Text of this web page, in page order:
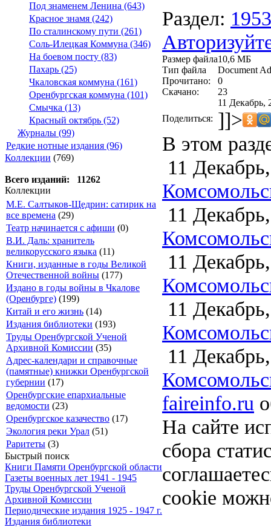
Под знаменем Ленина (643)
Красное знамя (242)
По сталинскому пути (261)
Соль-Илецкая Коммуна (346)
На боевом посту (83)
Пахарь (25)
Чкаловская коммуна (161)
Оренбургская коммуна (101)
Смычка (13)
Красный октябрь (52)
Журналы (99)
Редкие нотные издания (96)
Коллекции (769)
Всего изданий: 11262
Коллекции
М.Е. Салтыков-Щедрин: сатирик на
все времена (29)
Театр начинается с афиши (0)
В.И. Даль: хранитель
великорусского языка (11)
Книги, изданные в годы Великой
Отечественной войны (177)
Издано в годы войны в Чкалове
(Оренбурге) (199)
Китай и его жизнь (14)
Издания библиотеки (193)
Труды Оренбургской Ученой
Архивной Комиссии (35)
Адрес-календари и справочные
(памятные) книжки Оренбургской
губернии (17)
Оренбургские епархиальные
ведомости (23)
Оренбургское казачество (17)
Экология реки Урал (51)
Раритеты (3)
Быстрый поиск
Книги Памяти Оренбургской области
Газеты военных лет 1941 - 1945
Труды Оренбургской Ученой
Архивной Комиссии
Периодические издания 1925 - 1947 г.
Издания библиотеки
Раздел: 1953
Размер файла10,6 МБ
Тип файла
Document
Прочитано:
0
Скачано:
23
11 Декабрь,
Поделиться: ]]>
В этом
11
11
11
11
11
faireinfo.ru
На сайте
сбора
cookie